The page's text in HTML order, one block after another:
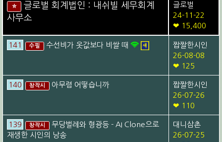
⭐
글로벌 회계법인 : 내쉬빌 세무회계
사무소
글로벌
24-11-22
❤ 15,400
141 수필 수선비가 옷값보다 비쌀 때
짭짤한시인
26-08-08
❤ 125
140 창작시 아무렴 어떻습니까
짭짤한시인
26-07-26
❤ 110
139 창작시
무당벌레와 형광등 - AI Clone으로
재생한 시인의 낭송
대니삼촌
26-07-25